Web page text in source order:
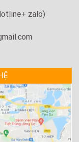
zalo)